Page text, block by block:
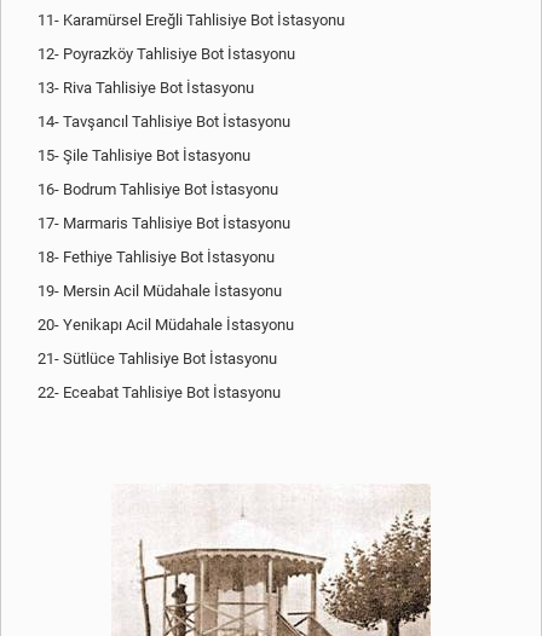
11- Karamürsel Ereğli Tahlisiye Bot İstasyonu
12- Poyrazköy Tahlisiye Bot İstasyonu
13- Riva Tahlisiye Bot İstasyonu
14- Tavşancıl Tahlisiye Bot İstasyonu
15- Şile Tahlisiye Bot İstasyonu
16- Bodrum Tahlisiye Bot İstasyonu
17- Marmaris Tahlisiye Bot İstasyonu
18- Fethiye Tahlisiye Bot İstasyonu
19- Mersin Acil Müdahale İstasyonu
20- Yenikapı Acil Müdahale İstasyonu
21- Sütlüce Tahlisiye Bot İstasyonu
22- Eceabat Tahlisiye Bot İstasyonu